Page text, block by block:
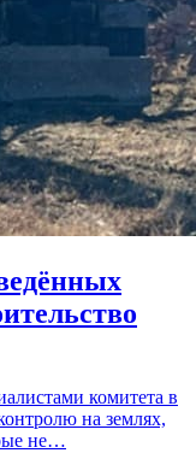
комитета в
на землях,
не…